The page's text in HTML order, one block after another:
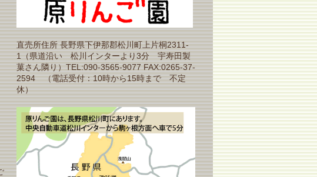
直売所住所 長野県下伊那郡松川町上片桐2311-
1（県道沿い 松川インターより3分 宇寿田製
菓さん隣り）TEL:090-3565-9077 FAX:0265-37-
2594 （電話受付：10時から15時まで 不定
休）